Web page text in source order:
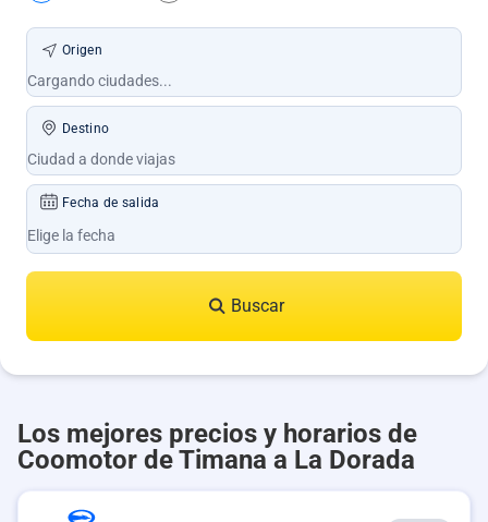
Origen
Destino
Fecha de salida
Buscar
Los mejores precios y horarios de
Coomotor de Timana a La Dorada